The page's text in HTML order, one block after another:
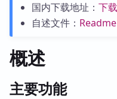
国内下载地址： 下
自述文件： Readme
概述
主要功能